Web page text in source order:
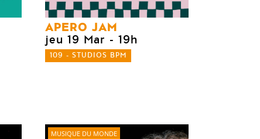
APERO JAM
jeu 19 Mar - 19h
109 - STUDIOS BPM
MUSIQUE DU MONDE